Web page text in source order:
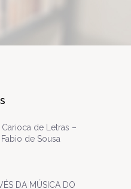
de Letras –
de Sousa
DA MÚSICA DO